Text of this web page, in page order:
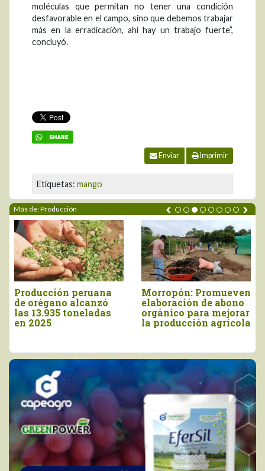
moléculas que permitan no tener una condición
desfavorable en el campo, sino que debemos trabajar
más en la erradicación, ahí hay un trabajo fuerte”,
concluyó.
Enviar Imprimir
Etiquetas: mango
Más de: Producción
peruana
alcanzó
toneladas
Morropón: Promueven
elaboración de abono
orgánico para mejorar
la producción agrícola
INIA
9.160
papa
valor en